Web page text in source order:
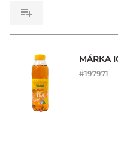
MÁRKA
#197971